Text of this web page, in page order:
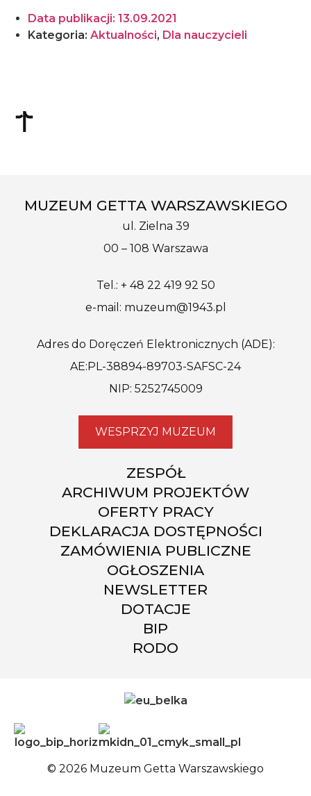
Data publikacji: 13.09.2021
Kategoria: Aktualności, Dla nauczycieli
MUZEUM GETTA WARSZAWSKIEGO
ul. Zielna 39
00 – 108 Warszawa
Tel.: + 48 22 419 92 50
e-mail: muzeum@1943.pl
Adres do Doręczeń Elektronicznych (ADE):
AE:PL-38894-89703-SAFSC-24
NIP: 5252745009
WESPRZYJ MUZEUM
ZESPÓŁ
ARCHIWUM PROJEKTÓW
OFERTY PRACY
DEKLARACJA DOSTĘPNOŚCI
ZAMÓWIENIA PUBLICZNE
OGŁOSZENIA
NEWSLETTER
DOTACJE
BIP
RODO
© 2026 Muzeum Getta Warszawskiego